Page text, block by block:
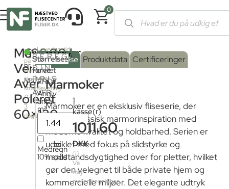
0
Forside /Shop/Fliser og klinker
Marmoker
Verde
Aver
Poleret
60×120
698,00kr.
pr.
M²
51.84m2
på
lager
til
strakslevering
(1-
3
dage)
Leveringstid
fra
fjernlager:
3
uger
Serie
farve:
VERDE
AVER
Overflade:
Poleret
Blank
Mat
Poleret
Satin
Størrelse
BEREGN
DIN
PRIS
Angiv
antal
m²
Medregn
10% spild
=
1
kasse(r)
1011.60
DKK
ⓘ
Vis
mig
mellemregningen
Beskrivelse Produktdata Certificeringer
Marmoker
Marmoker er en eksklusiv fliseserie, der
forener klassisk marmorinspiration med
moderne kvalitet og holdbarhed. Serien er
udviklet med fokus på slidstyrke og
modstandsdygtighed over for pletter, hvilket
gør den velegnet til både private hjem og
kommercielle miljøer. Det elegante udtryk